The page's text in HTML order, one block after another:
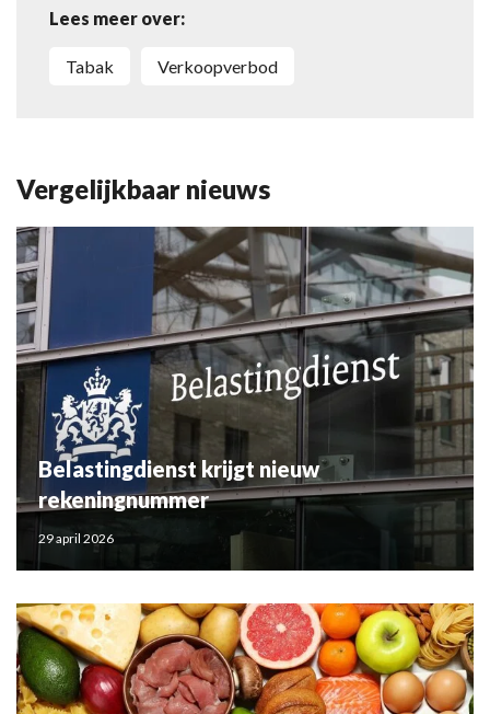
Lees meer over:
tabak verkoopverbod
Vergelijkbaar nieuws
Belastingdienst krijgt nieuw
rekeningnummer
29 april 2026